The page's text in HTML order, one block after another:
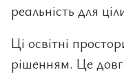
реальність для
Ці освітні
рішенням. Це